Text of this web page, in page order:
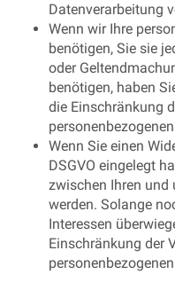
Datenverarbeitung
Wenn wir Ihre
benötigen, Sie sie
oder
benötigen, haben
die Einschränkung
Wenn Sie einen
DSGVO eingelegt
zwischen Ihren und
werden. Solange
Interessen
Einschränkung der